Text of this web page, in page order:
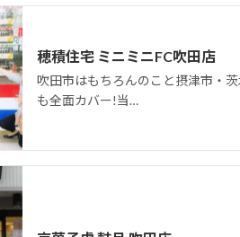
穂積住宅 ミニミニFC吹田店
吹田市はもちろんのこと摂津市・
も全面カバー!当…